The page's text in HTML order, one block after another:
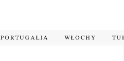
PORTUGALIA WŁOCHY